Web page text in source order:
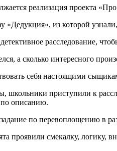
реализация проекта
«Дедукция», из которой
расследование,
а сколько интересного
себя настоящими
школьники приступили к
по описанию.
по перевоплощению в
проявили смекалку, логику,